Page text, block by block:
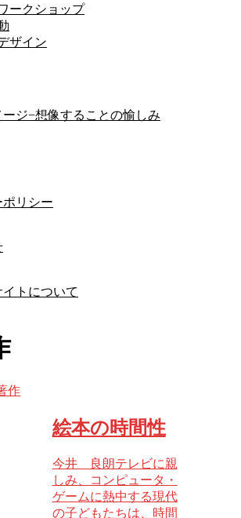
ークショップ
ザイン
ージ−想像することの愉しみ
リシー
トについて
作
絵本の時間性
今井 良朗テレビに親
しみ、コンピュータ・
ゲームに熱中する現代
の子どもたちは、時間